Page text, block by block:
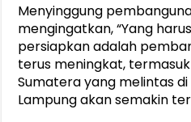
Menyinggung
mengingatkan, “Yang
persiapkan adalah
terus meningkat,
Sumatera yang melintas di
Lampung akan semakin